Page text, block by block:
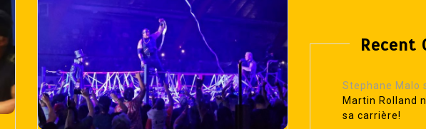
Recent
Stephane Malo
Martin Rolland
sa carrière!